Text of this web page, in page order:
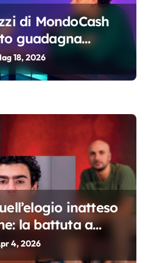
di MondoCash
guadagna
18, 2026
inatteso
la battuta a
il web
4, 2026